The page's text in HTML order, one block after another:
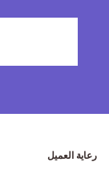
رعاية العميل